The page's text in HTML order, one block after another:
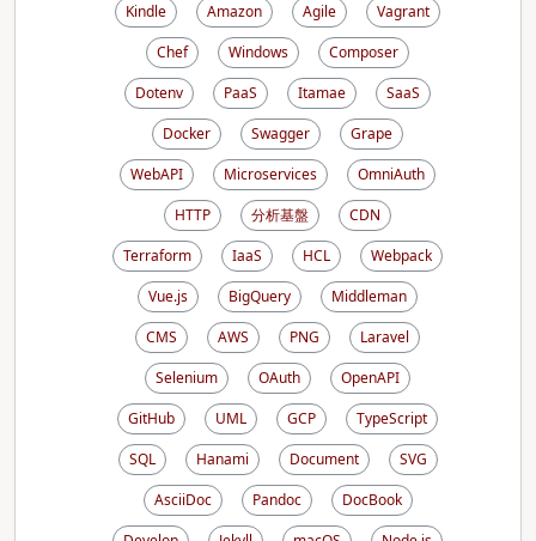
Kindle
Amazon Agile
Vagrant
Chef
Windows
Composer
Dotenv
PaaS Itamae
SaaS
Docker
Swagger
Grape
WebAPI
Microservices
OmniAuth
HTTP
分析基盤
CDN
Terraform
IaaS HCL
Webpack
Vue.js
BigQuery
Middleman
CMS
AWS PNG
Laravel
Selenium
OAuth
OpenAPI
GitHub
UML GCP
TypeScript
SQL
Hanami Document
SVG
AsciiDoc
Pandoc
DocBook